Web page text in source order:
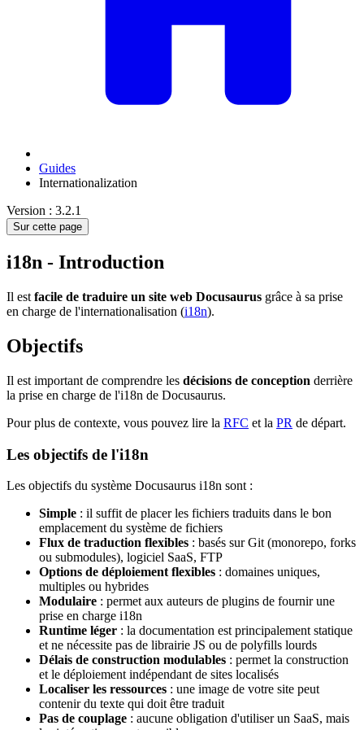
Guides
Internationalization
Version : 3.2.1
Sur cette page
i18n - Introduction
Il est facile de traduire un site web Docusaurus grâce à sa prise
en charge de l'internationalisation (i18n).
Objectifs
Il est important de comprendre les décisions de conception derrière
la prise en charge de l'i18n de Docusaurus.
Pour plus de contexte, vous pouvez lire la RFC et la PR de départ.
Les objectifs de l'i18n
Les objectifs du système Docusaurus i18n sont :
Simple : il suffit de placer les fichiers traduits dans le bon
emplacement du système de fichiers
Flux de traduction flexibles : basés sur Git (monorepo, forks
ou submodules), logiciel SaaS, FTP
Options de déploiement flexibles : domaines uniques,
multiples ou hybrides
Modulaire : permet aux auteurs de plugins de fournir une
prise en charge i18n
Runtime léger : la documentation est principalement statique
et ne nécessite pas de librairie JS ou de polyfills lourds
Délais de construction modulables : permet la construction
et le déploiement indépendant de sites localisés
Localiser les ressources : une image de votre site peut
contenir du texte qui doit être traduit
Pas de couplage : aucune obligation d'utiliser un SaaS, mais